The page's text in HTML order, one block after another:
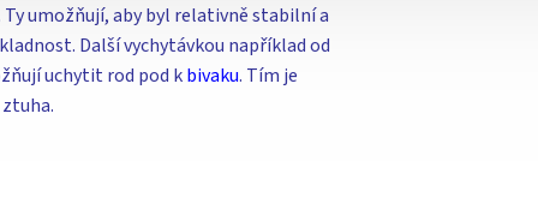
umožňují, aby byl relativně stabilní a
Další vychytávkou například od
uchytit rod pod kbivaku. Tím je